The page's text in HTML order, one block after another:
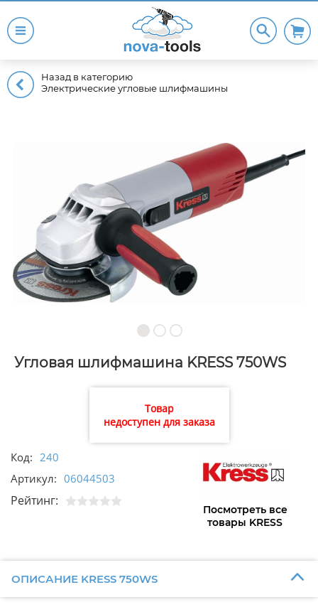
Назад в категорию
Электрические угловые шлифмашины
Угловая шлифмашина KRESS 750WS
Товар
недоступен для заказа
Код: 240
Артикул: 06044503
Рейтинг:
Посмотреть все
товары KRESS
ОПИСАНИЕ KRESS 750WS